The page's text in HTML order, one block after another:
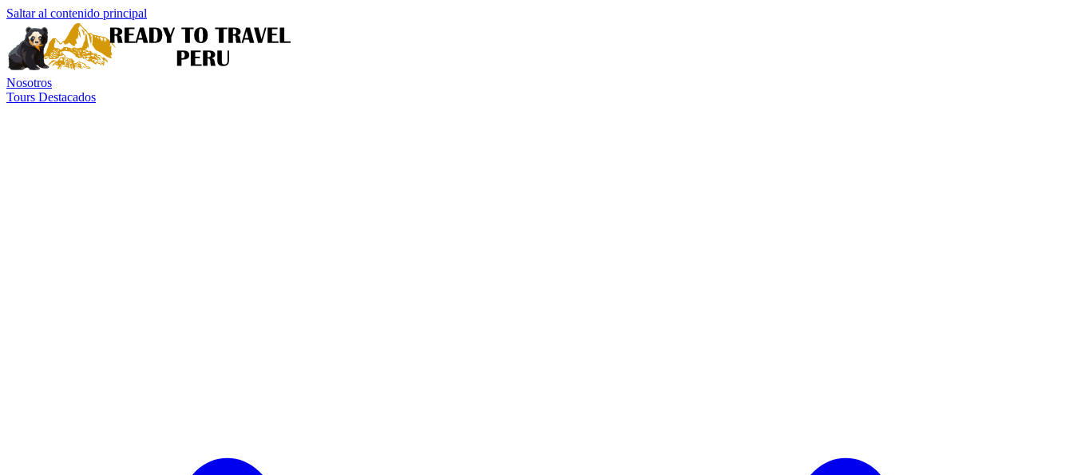
Saltar al contenido principal
Nosotros
Tours Destacados